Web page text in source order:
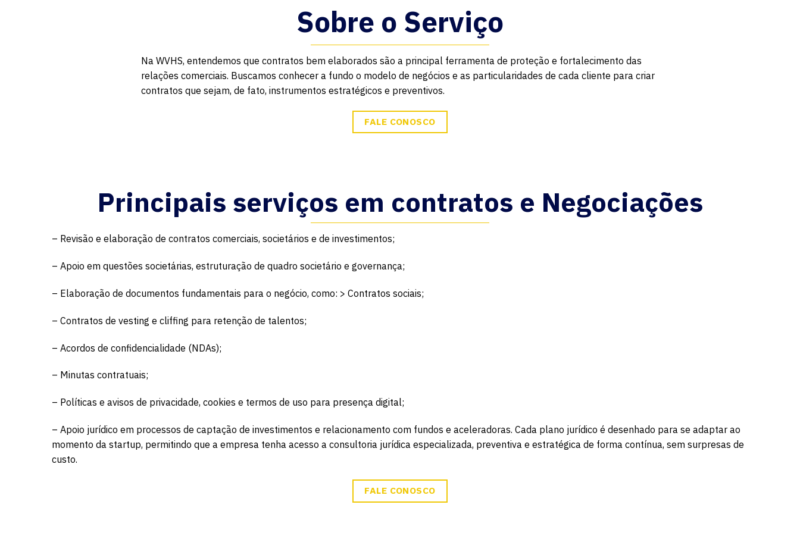
Sobre o Serviço
Na WVHS, entendemos que contratos bem elaborados são a principal ferramenta de proteção e fortalecimento das
relações comerciais. Buscamos conhecer a fundo o modelo de negócios e as particularidades de cada cliente para criar
contratos que sejam, de fato, instrumentos estratégicos e preventivos.
FALE CONOSCO
Principais serviços em contratos e Negociações
– Revisão e elaboração de contratos comerciais, societários e de investimentos;
– Apoio em questões societárias, estruturação de quadro societário e governança;
– Elaboração de documentos fundamentais para o negócio, como: > Contratos sociais;
– Contratos de vesting e cliffing para retenção de talentos;
– Acordos de confidencialidade (NDAs);
– Minutas contratuais;
– Políticas e avisos de privacidade, cookies e termos de uso para presença digital;
– Apoio jurídico em processos de captação de investimentos e relacionamento com fundos e aceleradoras. Cada plano jurídico é desenhado para se adaptar ao
momento da startup, permitindo que a empresa tenha acesso a consultoria jurídica especializada, preventiva e estratégica de forma contínua, sem surpresas de
custo.
FALE CONOSCO